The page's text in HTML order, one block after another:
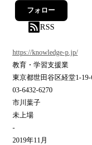
フォロー
RSS
https://knowledge-p.jp/
教育・学習支援業
東京都世田谷区経堂1-
03-6432-6270
市川葉子
未上場
-
2019年11月